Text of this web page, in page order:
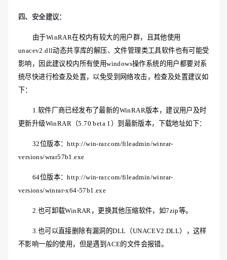
四、安全建议：
由于WinRAR在校内有较大的用户群，且其他使用
unacev2.dll动态共享库的解压、文件管理类工具软件也有可能受
影响，因此建议校内所有使用windows操作系统的用户都要对系
统尽快进行检查及处置，以免受到网络攻击，检查及处置建议如
下：
1.软件厂商已经发布了最新的WinRAR版本，建议用户及时
更新升级WinRAR（5.70 beta 1）到最新版本，下载地址如下：
32位版本：http://win-rar.com/fileadmin/winrar-
versions/wrar57b1.exe
64位版本：http://win-rar.com/fileadmin/winrar-
versions/winrar-x64-57b1.exe
2.也可卸载WinRAR，更换其他压缩软件，如7zip等。
3.也可以直接删除有漏洞的DLL（UNACEV2.DLL），这样
不影响一般的使用，但是遇到ACE的文件会报错。